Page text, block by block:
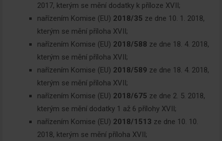
2017, kterým se mění dodatky k příloze XVII;
nařízením Komise (EU) 2018/35 ze dne 10. 1. 2018,
kterým se mění příloha XVII;
nařízením Komise (EU) 2018/588 ze dne 18. 4. 2018,
kterým se mění příloha XVII;
nařízením Komise (EU) 2018/589 ze dne 18. 4. 2018,
kterým se mění příloha XVII;
nařízením Komise (EU) 2018/675 ze dne 2. 5. 2018,
kterým se mění dodatky 1 až 6 přílohy XVII;
nařízením Komise (EU) 2018/1513 ze dne 10. 10.
2018, kterým se mění příloha XVII;